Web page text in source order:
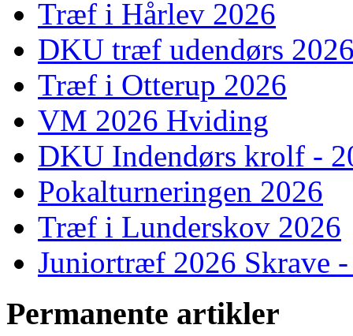
Træf i Hårlev 2026
DKU træf udendørs
Træf i Otterup 2026
VM 2026 Hviding
DKU Indendørs krolf -
Pokalturneringen 2026
Træf i Lunderskov 2026
Juniortræf 2026 Skrave
Permanente artikler